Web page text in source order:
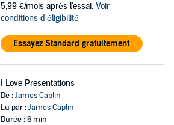
5,99 €/mois après l'essai. Voir
conditions d'éligibilité
Essayez Standard gratuitement
I Love Presentations
De :James Caplin
Lu par :James Caplin
Durée : 6 min